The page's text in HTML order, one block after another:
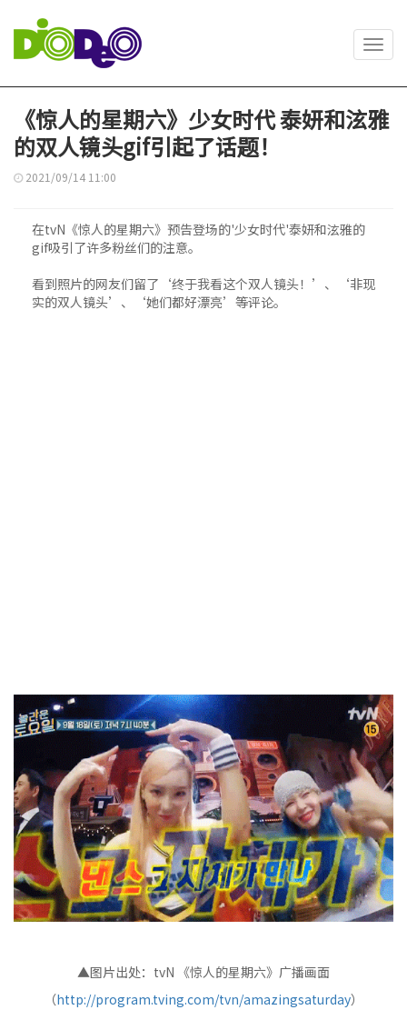
《惊人的星期六》少女时代 泰妍和泫雅
的双人镜头gif引起了话题！
2021/09/14 11:00
在tvN《惊人的星期六》预告登场的'少女时代'泰妍和泫雅的
gif吸引了许多粉丝们的注意。
看到照片的网友们留了‘终于我看这个双人镜头！’、‘非现
实的双人镜头’、‘她们都好漂亮’等评论。
▲图片出处：tvN 《惊人的星期六》广播画面
（http://program.tving.com/tvn/amazingsaturday）